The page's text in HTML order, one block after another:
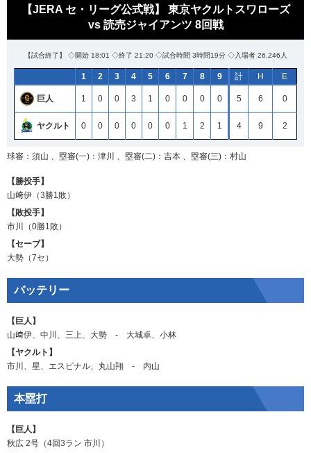
【JERA セ・リーグ公式戦】 東京ヤクルトスワローズ
vs 読売ジャイアンツ 8回戦
【試合終了】 ◇開始 18:01 ◇終了 21:20 ◇試合時間 3時間19分 ◇入場者 26,246人
1 2 3 4 5 6 7 8 9 計 H E
巨人 1 0 0 3 1 0 0 0 0 5 6 0
ヤクルト 0 0 0 0 0 0 1 2 1 4 9 2
球審：須山 、塁審(一)：津川 、塁審(二)：吉本 、塁審(三)：村山
【勝投手】
山﨑伊 （3勝1敗）
【敗投手】
市川
（0勝1敗）
【セーブ】
大勢 （7セ）
バッテリー
【巨人】
山﨑伊、 中川 、 三上、 大勢 ‐ 大城卓、 小林
【ヤクルト】
市川 、 星、 エスピナル、 丸山翔 ‐ 内山
本塁打
【巨人】
秋広 2号（4回3ラン 市川 ）